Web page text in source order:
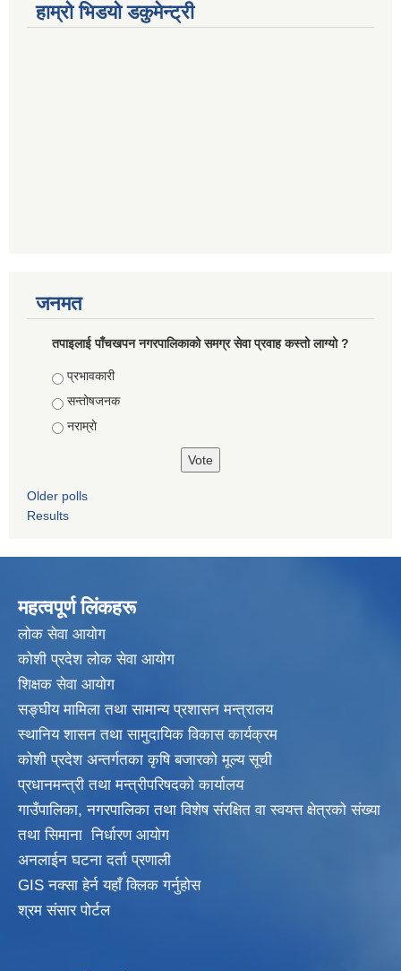
हाम्रो भिडयो डकुमेन्ट्री
जनमत
तपाइलाई पाँचखपन नगरपालिकाको समग्र सेवा प्रवाह कस्तो लाग्यो ?
Choices
प्रभावकारी
सन्तोषजनक
नराम्राे
Older polls
Results
महत्वपूर्ण लिंकहरू
लाेक सेवा आयाेग
कोशी प्रदेश लोक सेवा आयोग
शिक्षक सेवा आयाेग
सङ्‍घीय मामिला तथा सामान्य प्रशासन मन्त्रालय
स्थानिय शासन तथा सामुदायिक विकास कार्यक्रम
कोशी प्रदेश अन्तर्गतका कृषि बजारको मूल्य सूची
प्रधानमन्त्री तथा मन्त्रीपरिषदकाे कार्यालय
गाउँपालिका, नगरपालिका तथा विशेष संरक्षित वा स्वयत्त क्षेत्रकाे संख्या
तथा सिमाना निर्धारण आयाेग
अनलाईन घटना दर्ता प्रणाली
GIS नक्सा हेर्न यहाँ क्लिक गर्नुहाेस
श्रम संसार पोर्टल